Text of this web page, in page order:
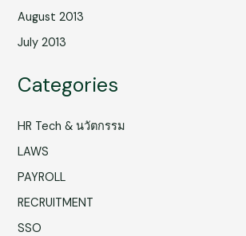
August 2013
July 2013
Categories
HR Tech & นวัตกรรม
LAWS
PAYROLL
RECRUITMENT
SSO